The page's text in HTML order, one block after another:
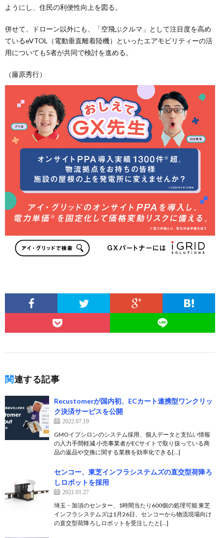
ようにし、住民の利便性向上を図る。
併せて、ドローン以外にも、「空飛ぶクルマ」として注目度を高め
ているeVTOL（電動垂直離着陸機）といったエアモビリティーの活
用についても5者が共同で検討を進める。
（藤原秀行）
関連する記事
Recustomerが国内初、ECカート連携型ワンクリッ
ク決済サービスを公開
2022.07.19
GMOイプシロンのシステム採用、個人データと支払い情報
の入力手間軽減 小売事業者がECサイトで取り扱っている商
品の返品や交換に関する業務を効率化できる[…]
センコー、東芝インフラシステムズの直交型荷降ろ
しロボットを採用
2021.01.27
埼玉・加須のセンター、1時間当たり600個の処理可能 東芝
インフラシステムズは1月26日、センコーから物流現場向け
の直交型荷降ろしロボットを受注したと[…]